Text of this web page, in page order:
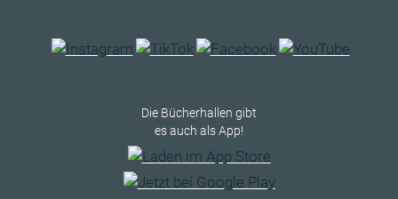
Die Bücherhallen gibt
es auch als App!